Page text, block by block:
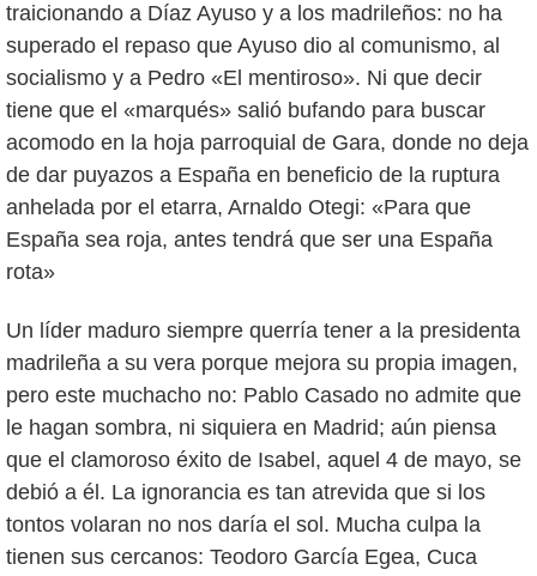
traicionando a Díaz Ayuso y a los madrileños: no ha
superado el repaso que Ayuso dio al comunismo, al
socialismo y a Pedro «El mentiroso». Ni que decir
tiene que el «marqués» salió bufando para buscar
acomodo en la hoja parroquial de Gara, donde no deja
de dar puyazos a España en beneficio de la ruptura
anhelada por el etarra, Arnaldo Otegi: «Para que
España sea roja, antes tendrá que ser una España
rota»
Un líder maduro siempre querría tener a la presidenta
madrileña a su vera porque mejora su propia imagen,
pero este muchacho no: Pablo Casado no admite que
le hagan sombra, ni siquiera en Madrid; aún piensa
que el clamoroso éxito de Isabel, aquel 4 de mayo, se
debió a él. La ignorancia es tan atrevida que si los
tontos volaran no nos daría el sol. Mucha culpa la
tienen sus cercanos: Teodoro García Egea, Cuca